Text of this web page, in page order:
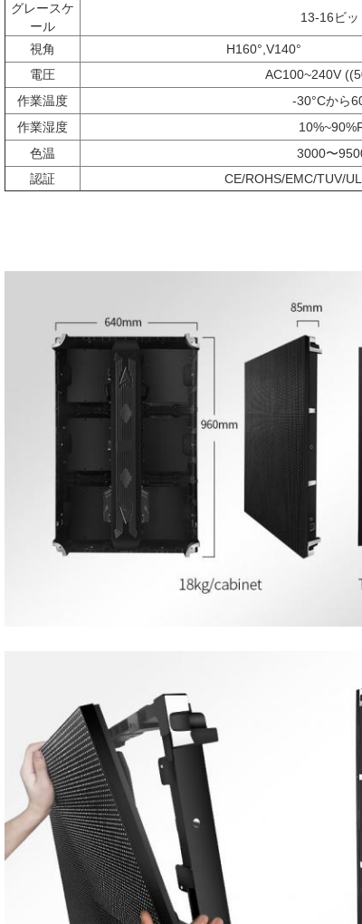
グレースケ
ール
13-16ビッ
視角 H160°,V140°
電圧
AC100~240V
作業温度
-30°Cから
作業湿度
色温
3000〜
認証
CE/ROHS/EMC/TUV/